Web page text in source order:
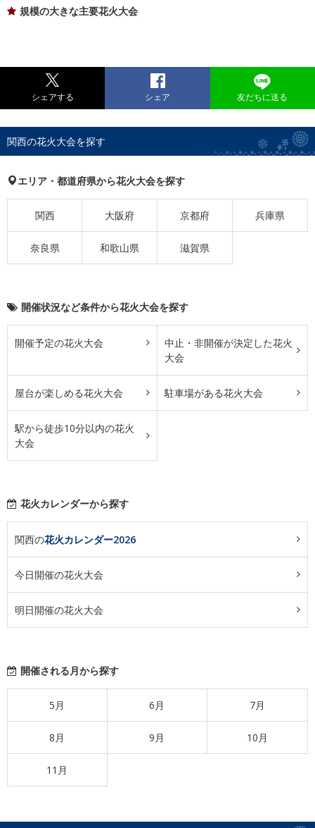
規模の大きな主要花火大会
シェアする シェア 友だちに送る
関西の花火大会を探す
エリア・都道府県から花火大会を探す
関西 大阪府 京都府 兵庫県
奈良県 和歌山県 滋賀県
開催状況など条件から花火大会を探す
開催予定の花火大会
中止・非開催が決定した花火
大会
屋台が楽しめる花火大会 駐車場がある花火大会
駅から徒歩10分以内の花火
大会
花火カレンダーから探す
関西の花火カレンダー2026
今日開催の花火大会
明日開催の花火大会
開催される月から探す
5月 6月 7月
8月 9月 10月
11月